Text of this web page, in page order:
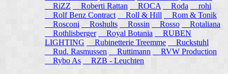
RiZZ
Roberti Rattan ROCA Roda
rohi
Rolf Benz Contract
Roll & Hill
Rom & Tonik
Rosconi Roshults Rossin Rosso
Rotaliana
Rothlisberger
Royal Botania
RUBEN
LIGHTING
Rubinetterie Treemme
Ruckstuhl
Rud. Rasmussen
Ruttimann
RVW Production
Rybo As
RZB - Leuchten